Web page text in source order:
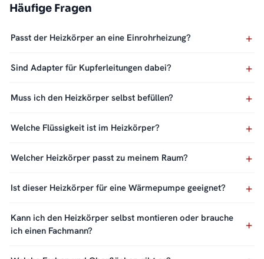
Häufige Fragen
Passt der Heizkörper an eine Einrohrheizung?
Sind Adapter für Kupferleitungen dabei?
Muss ich den Heizkörper selbst befüllen?
Welche Flüssigkeit ist im Heizkörper?
Welcher Heizkörper passt zu meinem Raum?
Ist dieser Heizkörper für eine Wärmepumpe geeignet?
Kann ich den Heizkörper selbst montieren oder brauche
ich einen Fachmann?